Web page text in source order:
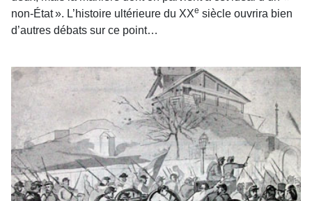
non-État ». L’histoire ultérieure du XXe siècle ouvrira bien
d’autres débats sur ce point…